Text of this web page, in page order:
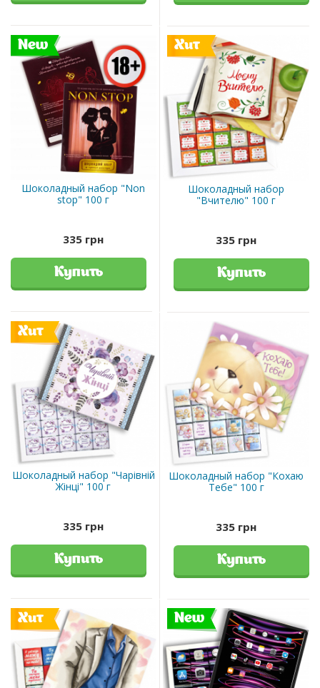
New
Шоколадный набор "Non
stop" 100 г
335 грн
Купить
Хит
Шоколадный набор
"Вчителю" 100 г
335 грн
Купить
Хит
Шоколадный набор "Чарівній
Жінці" 100 г
335 грн
Купить
Шоколадный набор "Кохаю
Тебе" 100 г
335 грн
Купить
Хит New